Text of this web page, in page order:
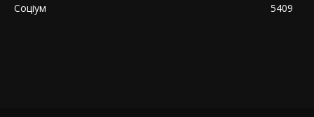
Соціум
5409